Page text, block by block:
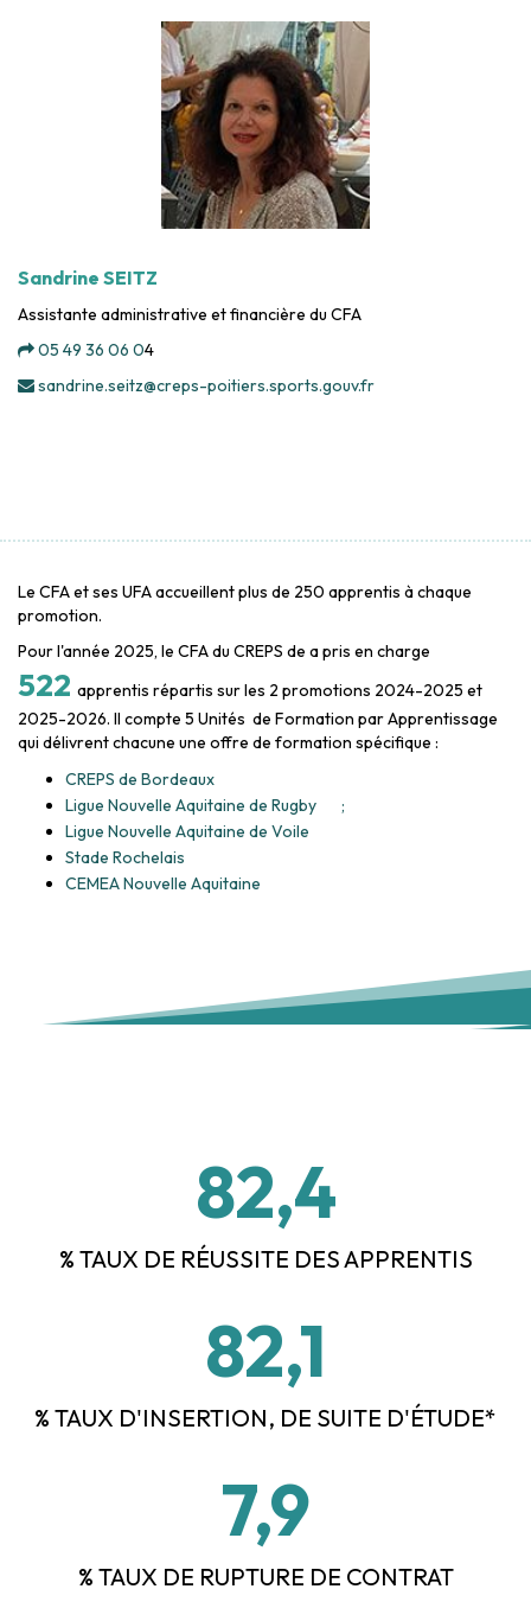
Sandrine SEITZ
Assistante administrative et financière du CFA
05 49 36 06 04
sandrine.seitz@creps-poitiers.sports.gouv.fr
Le CFA et ses UFA accueillent plus de 250 apprentis à chaque
promotion.
Pour l'année 2025, le CFA du CREPS de a pris en charge
522 apprentis répartis sur les 2 promotions 2024-2025 et
2025-2026. Il compte 5 Unités de Formation par Apprentissage
qui délivrent chacune une offre de formation spécifique :
CREPS de Bordeaux
Ligue Nouvelle Aquitaine de Rugby ;
Ligue Nouvelle Aquitaine de Voile
Stade Rochelais
CEMEA Nouvelle Aquitaine
82,4
% TAUX DE RÉUSSITE DES APPRENTIS
82,1
% TAUX D'INSERTION, DE SUITE D'ÉTUDE*
7,9
% TAUX DE RUPTURE DE CONTRAT